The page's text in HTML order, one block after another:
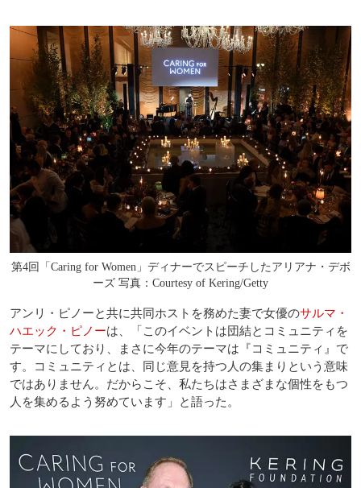
第4回「Caring for Women」ディナーでスピーチしたアリアナ・デボ
ーズ 写真：Courtesy of Kering/Getty
アンリ・ピノーと共に共同ホストを務めた妻で女優のサルマ・
ハエック・ピノーは、「このイベントは団結とコミュニティを
テーマにしており、まさに今年のテーマは『コミュニティ』で
す。コミュニティとは、同じ意見を持つ人の集まりという意味
ではありません。だからこそ、私たちはさまざまな個性をもつ
人を集めるよう努めています」と語った。